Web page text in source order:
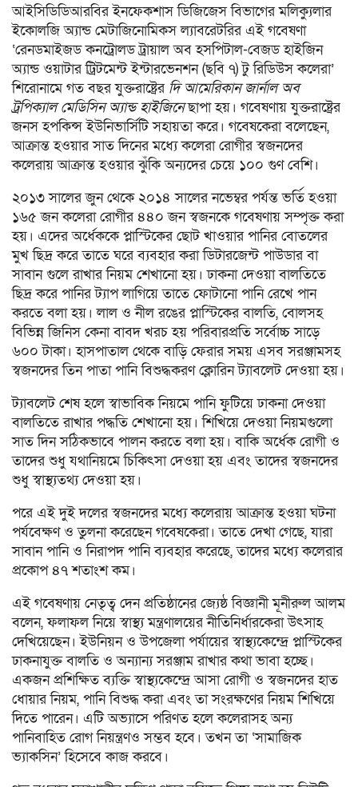
আইসিডিডিআরবির ইনফেকশাস ডিজিজেস বিভাগের মলিক্যুলার
ইকোলজি অ্যান্ড মেটাজিনোমিকস ল্যাবরেটরির এই গবেষণা
‘রেনডমাইজড কনট্রোলড ট্রায়াল অব হসপিটাল-বেজড হাইজিন
অ্যান্ড ওয়াটার ট্রিটমেন্ট ইন্টারভেনশন (ছবি ৭) টু রিডিউস কলেরা’
শিরোনামে গত বছর যুক্তরাষ্ট্রেরদি আমেরিকান জার্নাল অব
ট্রপিক্যাল মেডিসিন অ্যান্ড হাইজিনেছাপা হয়। গবেষণায় যুক্তরাষ্ট্রের
জনস হপকিন্স ইউনিভার্সিটি সহায়তা করে। গবেষকেরা বলেছেন,
আক্রান্ত হওয়ার সাত দিনের মধ্যে কলেরা রোগীর স্বজনদের
কলেরায় আক্রান্ত হওয়ার ঝুঁকি অন্যদের চেয়ে ১০০ গুণ বেশি।
২০১৩ সালের জুন থেকে ২০১৪ সালের নভেম্বর পর্যন্ত ভর্তি হওয়া
১৬৫ জন কলেরা রোগীর ৪৪০ জন স্বজনকে গবেষণায় সম্পৃক্ত করা
হয়। এদের অর্ধেককে প্লাস্টিকের ছোট খাওয়ার পানির বোতলের
মুখ ছিদ্র করে তাতে ঘরে ব্যবহার করা ডিটারজেন্ট পাউডার বা
সাবান গুলে রাখার নিয়ম শেখানো হয়। ঢাকনা দেওয়া বালতিতে
ছিদ্র করে পানির ট্যাপ লাগিয়ে তাতে ফোটানো পানি রেখে পান
করতে বলা হয়। লাল ও নীল রঙের প্লাস্টিকের বালতি, বোলসহ
বিভিন্ন জিনিস কেনা বাবদ খরচ হয় পরিবারপ্রতি সর্বোচ্চ সাড়ে
৬০০ টাকা। হাসপাতাল থেকে বাড়ি ফেরার সময় এসব সরঞ্জামসহ
স্বজনদের তিন পাতা পানি বিশুদ্ধকরণ ক্লোরিন ট্যাবলেট দেওয়া হয়।
ট্যাবলেট শেষ হলে স্বাভাবিক নিয়মে পানি ফুটিয়ে ঢাকনা দেওয়া
বালতিতে রাখার পদ্ধতি শেখানো হয়। শিখিয়ে দেওয়া নিয়মগুলো
সাত দিন সঠিকভাবে পালন করতে বলা হয়। বাকি অর্ধেক রোগী ও
তাদের শুধু যথানিয়মে চিকিৎসা দেওয়া হয় এবং তাদের স্বজনদের
শুধু স্বাস্থ্যতথ্য দেওয়া হয়।
পরে এই দুই দলের স্বজনদের মধ্যে কলেরায় আক্রান্ত হওয়া ঘটনা
পর্যবেক্ষণ ও তুলনা করেছেন গবেষকেরা। তাতে দেখা গেছে, যারা
সাবান পানি ও নিরাপদ পানি ব্যবহার করেছে, তাদের মধ্যে কলেরার
প্রকোপ ৪৭ শতাংশ কম।
এই গবেষণায় নেতৃত্ব দেন প্রতিষ্ঠানের জ্যেষ্ঠ বিজ্ঞানী মূনীরুল আলম
বলেন, ফলাফল নিয়ে স্বাস্থ্য মন্ত্রণালয়ের নীতিনির্ধারকেরা উৎসাহ
দেখিয়েছেন। ইউনিয়ন ও উপজেলা পর্যায়ের স্বাস্থ্যকেন্দ্রে প্লাস্টিকের
ঢাকনাযুক্ত বালতি ও অন্যান্য সরঞ্জাম রাখার কথা ভাবা হচ্ছে।
একজন প্রশিক্ষিত ব্যক্তি স্বাস্থ্যকেন্দ্রে আসা রোগী ও স্বজনদের হাত
ধোয়ার নিয়ম, পানি বিশুদ্ধ করা এবং তা সংরক্ষণের নিয়ম শিখিয়ে
দিতে পারেন। এটি অভ্যাসে পরিণত হলে কলেরাসহ অন্য
পানিবাহিত রোগ নিয়ন্ত্রণও সম্ভব হবে। তখন তা ‘সামাজিক
ভ্যাকসিন’ হিসেবে কাজ করবে।